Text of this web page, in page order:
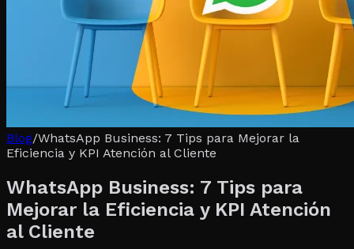
Blog/WhatsApp Business: 7 Tips para Mejorar la
Eficiencia y KPI Atención al Cliente
WhatsApp Business: 7 Tips para
Mejorar la Eficiencia y KPI Atención
al Cliente